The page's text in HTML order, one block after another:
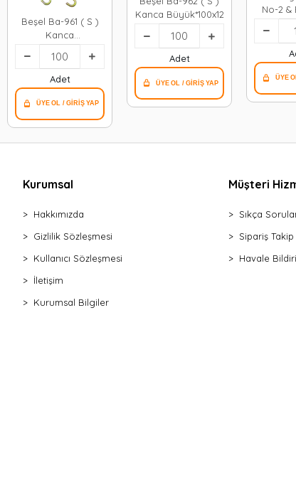
Beşel Ba-961 ( S )
Kanca
Küçük*100x30
Adet
Kanca Büyük*100x12
Adet
No-2 &
Kurumsal
Hakkımızda
Gizlilik Sözleşmesi
Kullanıcı Sözleşmesi
İletişim
Kurumsal Bilgiler
Müşteri
Sıkça
Sipariş Takip
Havale